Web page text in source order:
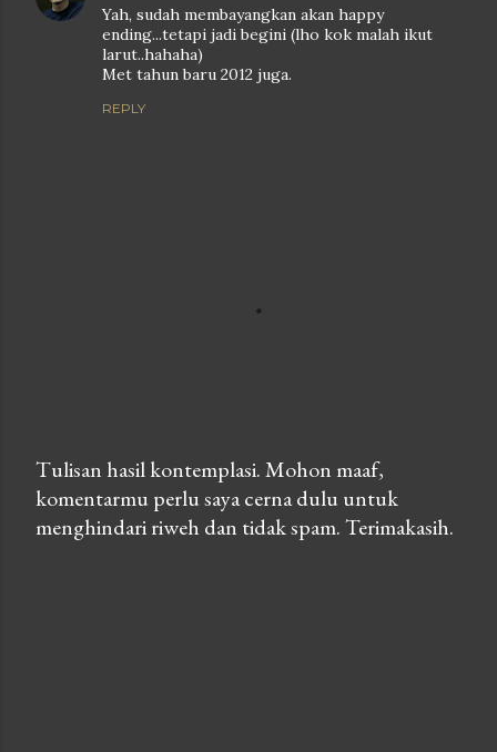
Yah, sudah membayangkan akan happy
ending...tetapi jadi begini (lho kok malah ikut
larut..hahaha)
Met tahun baru 2012 juga.
REPLY
P
o
Tulisan hasil kontemplasi. Mohon maaf,
komentarmu perlu saya cerna dulu untuk
menghindari riweh dan tidak spam. Terimakasih.